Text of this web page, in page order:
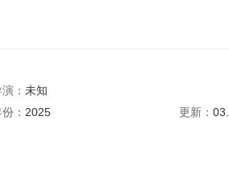
： 未知
： 2025 更新：